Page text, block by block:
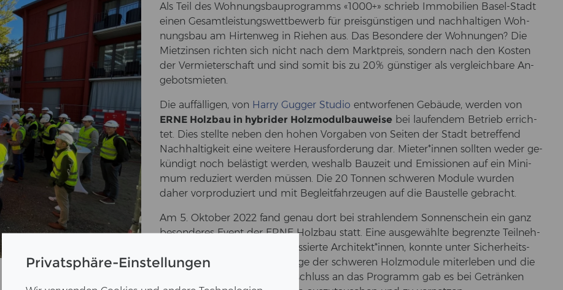
Privatsphäre-Einstellungen
Als Teil des Woh­nungs­bau­pro­gramms «1000+» schrieb Im­mo­bi­li­en Basel-​Stadt
einen Ge­samt­leis­tungs­wett­be­werb für preis­güns­ti­gen und nach­hal­ti­gen Woh­
nungs­bau am Hir­ten­weg in Rie­hen aus. Das Be­son­de­re der Woh­nun­gen? Die
Miet­zin­sen rich­ten sich nicht nach dem Markt­preis, son­dern nach den Kos­ten
der Ver­mie­ter­schaft und sind somit bis zu 20% güns­ti­ger als ver­gleich­ba­re An­
ge­bots­mie­ten.
Die auf­fäl­li­gen, von Harry Gug­ger Stu­dio ent­wor­fe­nen Ge­bäu­de, wer­den von
ERNE Holz­bau in hy­bri­der Holz­mo­dul­bau­wei­se bei lau­fen­dem Be­trieb er­rich­
tet. Dies stell­te neben den hohen Vor­ga­ben von Sei­ten der Stadt be­tref­fend
Nach­hal­tig­keit eine wei­te­re Her­aus­for­de­rung dar. Mie­ter*innen soll­ten weder ge­
kün­digt noch be­läs­tigt wer­den, wes­halb Bau­zeit und Emis­sio­nen auf ein Mi­ni­
mum re­du­ziert wer­den müs­sen. Die 20 Ton­nen schwe­ren Mo­du­le wur­den
daher vor­pro­du­ziert und mit Be­gleit­fahr­zeu­gen auf die Bau­stel­le ge­bracht.
Am 5. Ok­to­ber 2022 fand genau dort bei strah­len­dem Son­nen­schein ein ganz
be­son­de­res Event der ERNE Holz­bau statt. Eine aus­ge­wähl­te be­grenz­te Teil­neh­
mer­zahl, zum Gross­teil in­ter­es­sier­te Ar­chi­tekt*innen, konn­te unter Si­cher­heits­
mass­nah­men die Live-​Montage der schwe­ren Holz­mo­du­le mit­er­le­ben und die
Bau­stel­le be­sich­ti­gen. Im An­schluss an das Pro­gramm gab es bei Ge­trän­ken